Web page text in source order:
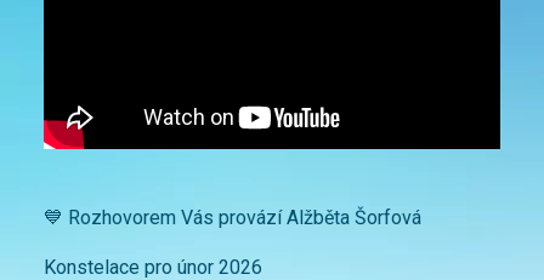
💙 Rozhovorem Vás provází Alžběta Šorfová
Konstelace pro únor 2026